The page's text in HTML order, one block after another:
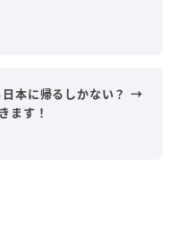
日本に帰るしかない？ →
ます！